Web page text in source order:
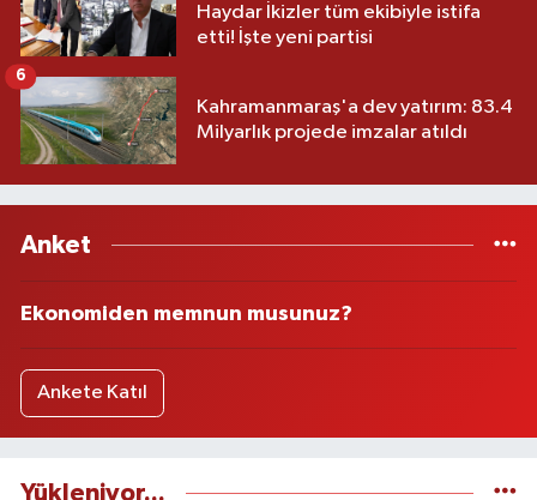
Haydar İkizler tüm ekibiyle istifa
etti! İşte yeni partisi
Kahramanmaraş'a dev yatırım: 83.4
Milyarlık projede imzalar atıldı
6
Anket
Ekonomiden memnun musunuz?
Ankete Katıl
Yükleniyor...